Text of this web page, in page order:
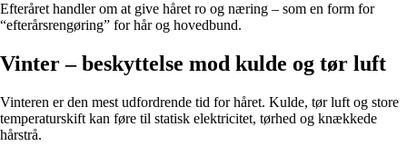
Efteråret handler om at give håret ro og næring – som en form for
“efterårsrengøring” for hår og hovedbund.
Vinter – beskyttelse mod kulde og tør luft
Vinteren er den mest udfordrende tid for håret. Kulde, tør luft og store
temperaturskift kan føre til statisk elektricitet, tørhed og knækkede
hårstrå.